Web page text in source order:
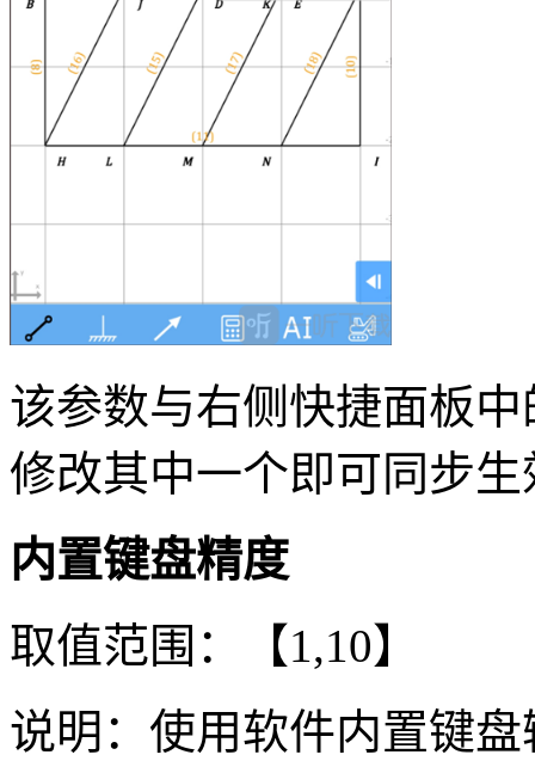
该参数与右侧快捷面板
修改其中一个即可同步生
内置键盘精度
取值范围：【1,10】
说明：使用软件内置键